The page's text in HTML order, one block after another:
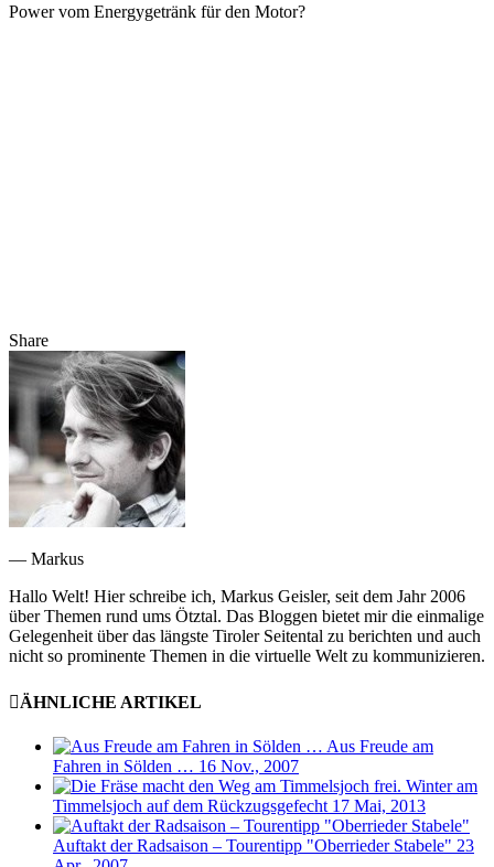
Power vom Energygetränk für den Motor?
Share
— Markus
Hallo Welt! Hier schreibe ich, Markus Geisler, seit dem Jahr 2006
über Themen rund ums Ötztal. Das Bloggen bietet mir die einmalige
Gelegenheit über das längste Tiroler Seitental zu berichten und auch
nicht so prominente Themen in die virtuelle Welt zu kommunizieren.
ÄHNLICHE ARTIKEL
Aus Freude am
Fahren in Sölden … 16 Nov., 2007
Winter am
Timmelsjoch auf dem Rückzugsgefecht 17 Mai, 2013
Auftakt der Radsaison – Tourentipp "Oberrieder Stabele" 23